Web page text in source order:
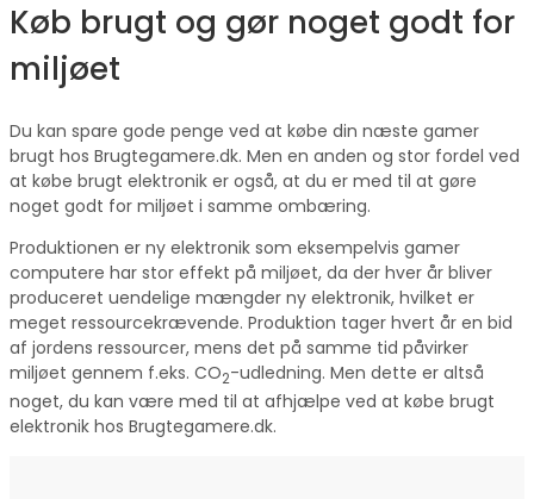
Køb brugt og gør noget godt for
miljøet
Du kan spare gode penge ved at købe din næste gamer
brugt hos Brugtegamere.dk. Men en anden og stor fordel ved
at købe brugt elektronik er også, at du er med til at gøre
noget godt for miljøet i samme ombæring.
Produktionen er ny elektronik som eksempelvis gamer
computere har stor effekt på miljøet, da der hver år bliver
produceret uendelige mængder ny elektronik, hvilket er
meget ressourcekrævende. Produktion tager hvert år en bid
af jordens ressourcer, mens det på samme tid påvirker
miljøet gennem f.eks. CO2-udledning. Men dette er altså
noget, du kan være med til at afhjælpe ved at købe brugt
elektronik hos Brugtegamere.dk.